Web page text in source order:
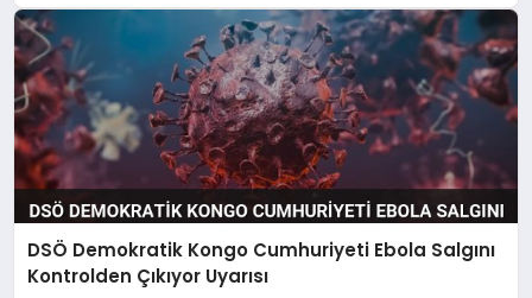
DSÖ Demokratik Kongo Cumhuriyeti Ebola Salgını
Kontrolden Çıkıyor Uyarısı